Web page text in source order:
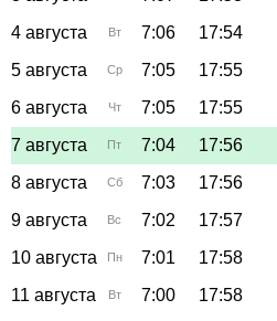
4 августа
Вт 7:06 17:54
5 августа
Ср 7:05 17:55
6 августа
Чт 7:05 17:55
7 августа
Пт 7:04 17:56
8 августа
Сб 7:03 17:56
9 августа
Вс 7:02 17:57
10 августа
Пн 7:01 17:58
11 августа
Вт 7:00 17:58